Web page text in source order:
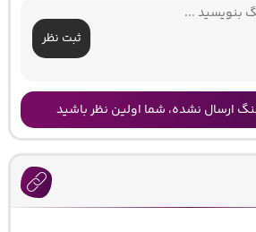
ثبت نظر
ارسال نشده، شما اولین نظر باشید